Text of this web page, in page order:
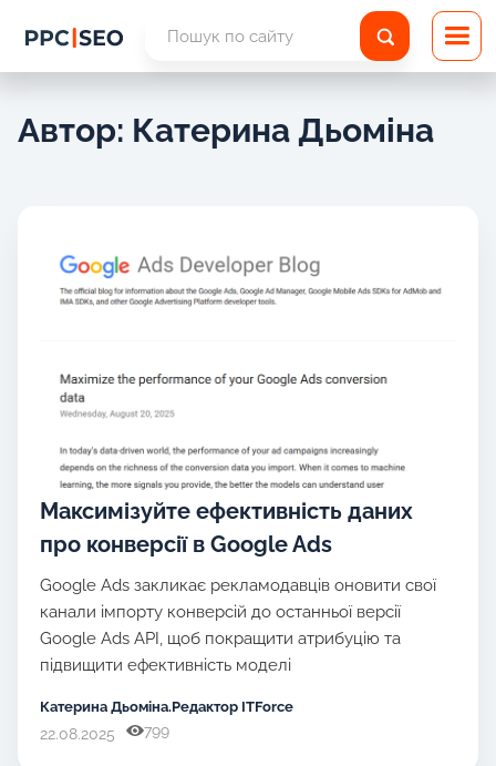
Автор: Катерина Дьоміна
Максимізуйте ефективність даних
про конверсії в Google Ads
Google Ads закликає рекламодавців оновити свої
канали імпорту конверсій до останньої версії
Google Ads API, щоб покращити атрибуцію та
підвищити ефективність моделі
Катерина Дьоміна.Редактор ITForce
22.08.2025 799